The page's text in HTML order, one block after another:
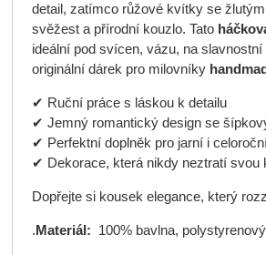
detail, zatímco růžové kvítky se
svěžest a přírodní kouzlo. Tato
ideální pod svícen, vázu, na slavnostní
originální dárek pro milovníky
✔ Ruční práce s láskou k detailu
✔ Jemný romantický design se
✔ Perfektní doplněk pro jarní i
✔ Dekorace, která nikdy neztratí svou
Dopřejte si kousek elegance, který
. Materiál: 100% bavlna,